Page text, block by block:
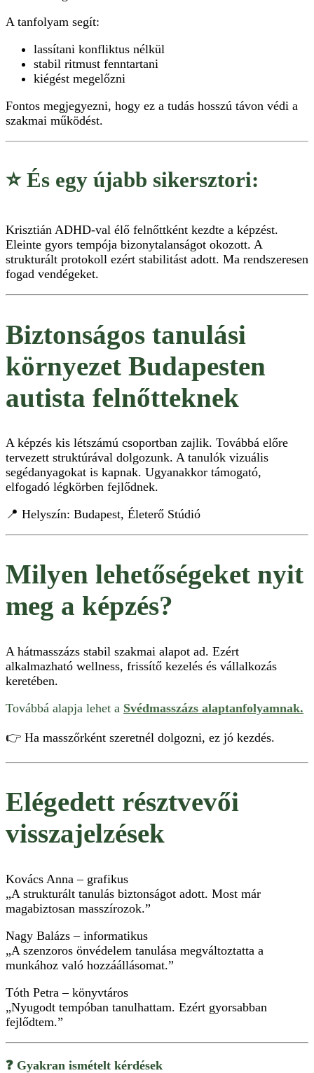
A tanfolyam segít:
lassítani konfliktus nélkül
stabil ritmust fenntartani
kiégést megelőzni
Fontos megjegyezni, hogy ez a tudás hosszú távon védi a
szakmai működést.
⭐ És egy újabb sikersztori:
Krisztián ADHD-val élő felnőttként kezdte a képzést.
Eleinte gyors tempója bizonytalanságot okozott. A
strukturált protokoll ezért stabilitást adott. Ma rendszeresen
fogad vendégeket.
Biztonságos tanulási
környezet Budapesten
autista felnőtteknek
A képzés kis létszámú csoportban zajlik. Továbbá előre
tervezett struktúrával dolgozunk. A tanulók vizuális
segédanyagokat is kapnak. Ugyanakkor támogató,
elfogadó légkörben fejlődnek.
📍 Helyszín: Budapest, Életerő Stúdió
Milyen lehetőségeket nyit
meg a képzés?
A hátmasszázs stabil szakmai alapot ad. Ezért
alkalmazható wellness, frissítő kezelés és vállalkozás
keretében.
Továbbá alapja lehet a Svédmasszázs alaptanfolyamnak.
👉 Ha masszőrként szeretnél dolgozni, ez jó kezdés.
Elégedett résztvevői
visszajelzések
Kovács Anna – grafikus
„A strukturált tanulás biztonságot adott. Most már
magabiztosan masszírozok.”
Nagy Balázs – informatikus
„A szenzoros önvédelem tanulása megváltoztatta a
munkához való hozzáállásomat.”
Tóth Petra – könyvtáros
„Nyugodt tempóban tanulhattam. Ezért gyorsabban
fejlődtem.”
❓ Gyakran ismételt kérdések